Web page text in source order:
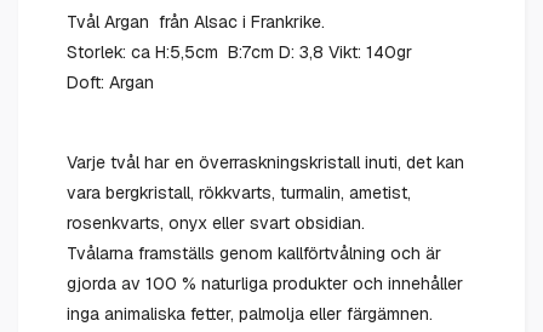
Tvål Argan från Alsac i Frankrike.
Storlek: ca H:5,5cm B:7cm D: 3,8 Vikt: 140gr
Doft: Argan
Varje tvål har en överraskningskristall inuti, det kan
vara bergkristall, rökkvarts, turmalin, ametist,
rosenkvarts, onyx eller svart obsidian.
Tvålarna framställs genom kallförtvålning och är
gjorda av 100 % naturliga produkter och innehåller
inga animaliska fetter, palmolja eller färgämnen.